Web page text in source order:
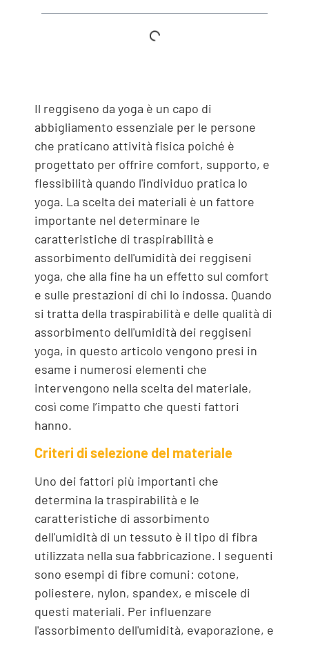
Il reggiseno da yoga è un capo di
abbigliamento essenziale per le persone
che praticano attività fisica poiché è
progettato per offrire comfort, supporto, e
flessibilità quando l'individuo pratica lo
yoga. La scelta dei materiali è un fattore
importante nel determinare le
caratteristiche di traspirabilità e
assorbimento dell'umidità dei reggiseni
yoga, che alla fine ha un effetto sul comfort
e sulle prestazioni di chi lo indossa. Quando
si tratta della traspirabilità e delle qualità di
assorbimento dell'umidità dei reggiseni
yoga, in questo articolo vengono presi in
esame i numerosi elementi che
intervengono nella scelta del materiale,
così come l’impatto che questi fattori
hanno.
Criteri di selezione del materiale
Uno dei fattori più importanti che
determina la traspirabilità e le
caratteristiche di assorbimento
dell'umidità di un tessuto è il tipo di fibra
utilizzata nella sua fabbricazione. I seguenti
sono esempi di fibre comuni: cotone,
poliestere, nylon, spandex, e miscele di
questi materiali. Per influenzare
l'assorbimento dell'umidità, evaporazione, e